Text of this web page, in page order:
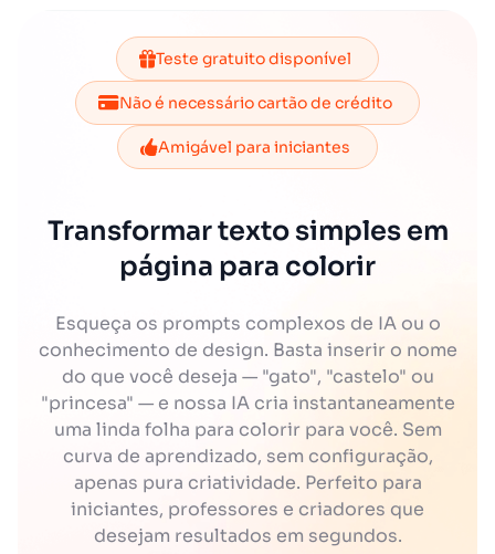
Teste gratuito disponível
Não é necessário cartão de crédito
Amigável para iniciantes
Transformar texto simples em
página para colorir
Esqueça os prompts complexos de IA ou o
conhecimento de design. Basta inserir o nome
do que você deseja — "gato", "castelo" ou
"princesa" — e nossa IA cria instantaneamente
uma linda folha para colorir para você. Sem
curva de aprendizado, sem configuração,
apenas pura criatividade. Perfeito para
iniciantes, professores e criadores que
desejam resultados em segundos.